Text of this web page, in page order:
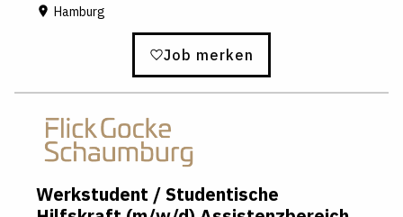
Hamburg
Job merken
Werkstudent / Studentische